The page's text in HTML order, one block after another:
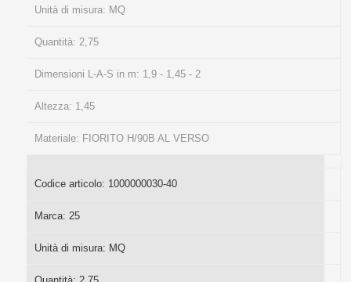
Unità di misura: MQ
Quantità: 2,75
Dimensioni L-A-S in m: 1,9 - 1,45 - 2
Altezza: 1,45
Materiale: FIORITO H/90B AL VERSO
Codice articolo: 1000000030-40
Marca: 25
Unità di misura: MQ